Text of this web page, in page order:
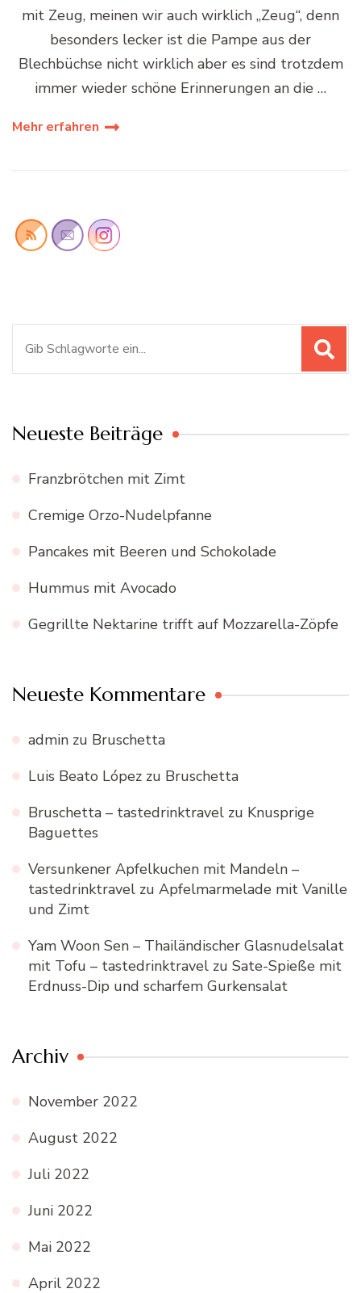
mit Zeug, meinen wir auch wirklich „Zeug“, denn
besonders lecker ist die Pampe aus der
Blechbüchse nicht wirklich aber es sind trotzdem
immer wieder schöne Erinnerungen an die …
Mehr erfahren
Neueste Beiträge
Franzbrötchen mit Zimt
Cremige Orzo-Nudelpfanne
Pancakes mit Beeren und Schokolade
Hummus mit Avocado
Gegrillte Nektarine trifft auf Mozzarella-Zöpfe
Neueste Kommentare
admin zu Bruschetta
Luis Beato López zu Bruschetta
Bruschetta – tastedrinktravel zu Knusprige
Baguettes
Versunkener Apfelkuchen mit Mandeln –
tastedrinktravel zu Apfelmarmelade mit Vanille
und Zimt
Yam Woon Sen – Thailändischer Glasnudelsalat
mit Tofu – tastedrinktravel zu Sate-Spieße mit
Erdnuss-Dip und scharfem Gurkensalat
Archiv
November 2022
August 2022
Juli 2022
Juni 2022
Mai 2022
April 2022